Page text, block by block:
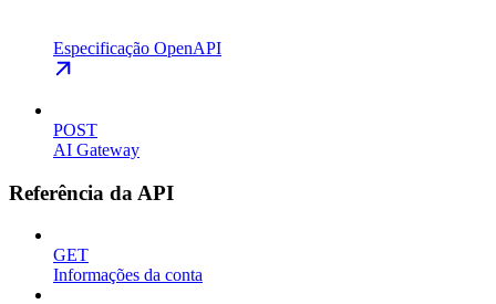
Especificação OpenAPI
POST
AI Gateway
Referência da API
GET
Informações da conta